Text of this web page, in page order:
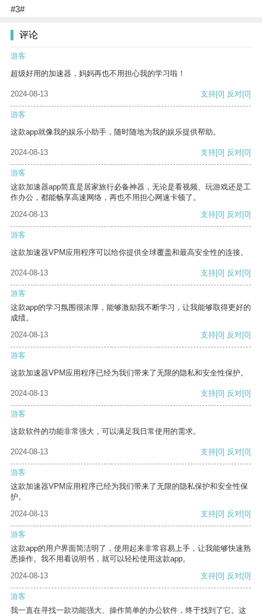
#3#
评论
游客
超级好用的加速器，妈妈再也不用担心我的学习啦！
2024-08-13 支持[0] 反对[0]
游客
这款app就像我的娱乐小助手，随时随地为我的娱乐提供帮助。
2024-08-13 支持[0] 反对[0]
游客
这款加速器app简直是居家旅行必备神器，无论是看视频、玩游戏还是工
作办公，都能畅享高速网络，再也不用担心网速卡顿了。
2024-08-13
支持[0] 反对[0]
游客
这款加速器VPM应用程序可以给你提供全球覆盖和最高安全性的连接。
2024-08-13 支持[0] 反对[0]
游客
这款app的学习氛围很浓厚，能够激励我不断学习，让我能够取得更好的
成绩。
2024-08-13
支持[0] 反对[0]
游客
这款加速器VPM应用程序已经为我们带来了无限的隐私和安全性保护。
2024-08-13 支持[0] 反对[0]
游客
这款软件的功能非常强大，可以满足我日常使用的需求。
2024-08-13 支持[0] 反对[0]
游客
这款加速器VPM应用程序已经为我们带来了无限的隐私保护和安全性保
护。
2024-08-13
支持[0] 反对[0]
游客
这款app的用户界面简洁明了，使用起来非常容易上手，让我能够快速熟
悉操作。我不用看说明书，就可以轻松使用这款app。
2024-08-13
支持[0] 反对[0]
游客
我一直在寻找一款功能强大、操作简单的办公软件，终于找到了它。这